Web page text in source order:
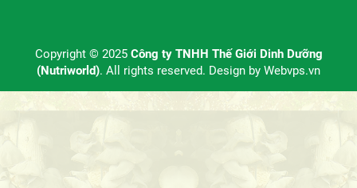
Copyright © 2025 Công ty TNHH Thế Giới Dinh Dưỡng
(Nutriworld). All rights reserved. Design by Webvps.vn